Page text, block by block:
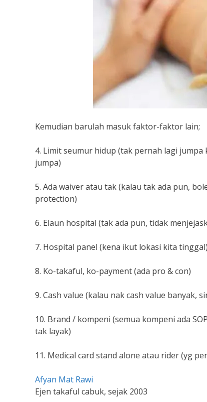
Kemudian barulah masuk faktor-faktor lain;
4. Limit seumur hidup (tak pernah lagi
jumpa)
5. Ada waiver atau tak (kalau tak ada pun,
protection)
6. Elaun hospital (tak ada pun, tidak
7. Hospital panel (kena ikut lokasi kita tinggal)
8. Ko-takaful, ko-payment (ada pro & con)
9. Cash value (kalau nak cash value banyak,
10. Brand / kompeni (semua kompeni ada
tak layak)
11. Medical card stand alone atau rider (yg
Afyan Mat Rawi
Ejen takaful cabuk, sejak 2003